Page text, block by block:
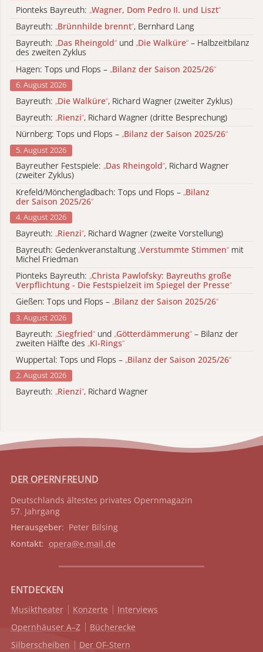
Pionteks Bayreuth: „Wagner, Dom Pedro II. und Liszt“
Bayreuth: „Brünnhilde brennt“, Bernhard Lang
Bayreuth: „Das Rheingold“ und „Die Walküre“ – Halbzeitbilanz
des zweiten Zyklus
Hagen: Tops und Flops – „Bilanz der Saison 2025/26“
6. August 2026
Bayreuth: „Die Walküre“, Richard Wagner (zweiter Zyklus)
Bayreuth: „Rienzi“, Richard Wagner (dritte Besprechung)
Nürnberg: Tops und Flops – „Bilanz der Saison 2025/26“
5. August 2026
Bayreuther Festspiele: „Das Rheingold“, Richard Wagner
(zweiter Zyklus)
Krefeld/Mönchengladbach: Tops und Flops – „Bilanz
der Saison 2025/26“
4. August 2026
Bayreuth: „Rienzi“, Richard Wagner (zweite Vorstellung)
Bayreuth: Gedenkveranstaltung „Verstummte Stimmen“ mit
Michel Friedman
Pionteks Bayreuth: „Christa Pawlofsky: Bayreuths große
Verpflichtung - Die Festspielzeit im Spiegel der Presse“
Gießen: Tops und Flops – „Bilanz der Saison 2025/26“
3. August 2026
Bayreuth: „Siegfried“ und „Götterdämmerung“ – Bilanz der
zweiten Hälfte des „KI-Rings“
Wuppertal: Tops und Flops – „Bilanz der Saison 2025/26“
2. August 2026
Bayreuth: „Rienzi“, Richard Wagner
DER OPERNFREUND
Deutschlands ältestes privates Opernmagazin
57. Jahrgang
Herausgeber: Peter Bilsing
Kontakt: opera@e.mail.de
ENTDECKEN
Musiktheater Konzerte
Interviews
Opernhäuser A–Z
Bücherecke
Silberscheiben
Der OF-Stern